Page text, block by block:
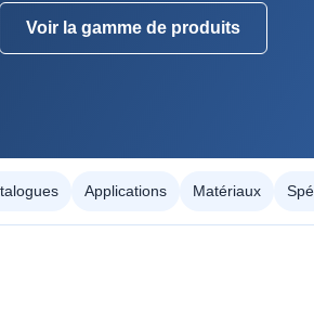
Voir la gamme de produits
Applications Matériaux